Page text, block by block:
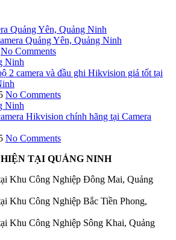
Quảng Yên, Quảng Ninh
No Comments
2 camera và đầu ghi Hikvision giá tốt tại
No Comments
Hikvision chính hãng tại Camera
No Comments
TẠI QUẢNG NINH
Khu Công Nghiệp Đông Mai, Quảng
Khu Công Nghiệp Bắc Tiền Phong,
Khu Công Nghiệp Sông Khai, Quảng